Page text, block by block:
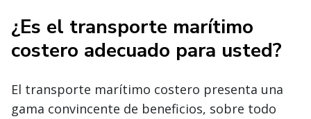
¿Es el transporte marítimo
costero adecuado para usted?
El transporte marítimo costero presenta una
gama convincente de beneficios, sobre todo